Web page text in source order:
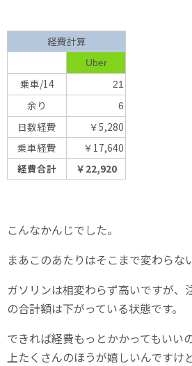
経費計算
Uber
乗車/14 21
余り 6
日数経費
￥5,280
乗車経費
￥17,640
経費合計
￥22,920
こんなかんじでした。
まあこのあたりはそこまで変わらな
ガソリンは相変わらず高いですが、
の合計額は下がっている状態です。
できれば経費もっとかかってもいい
上たくさんのほうが嬉しいんですけ